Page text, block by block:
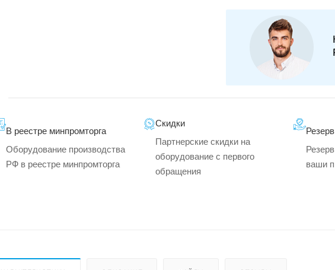
В реестре минпромторга
Оборудование производства
РФ в реестре минпромторга
Скидки
Партнерские скидки на
оборудование с первого
обращения
ваши